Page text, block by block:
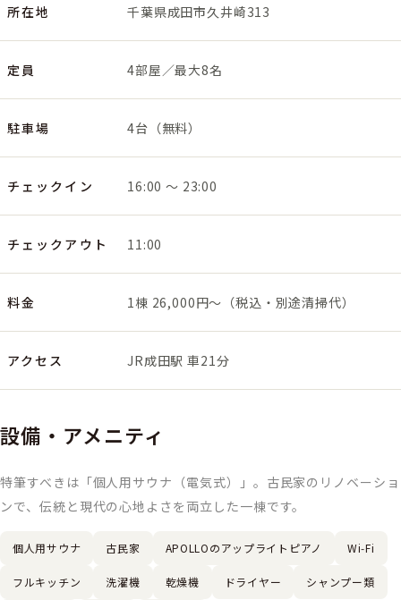
所在地 千葉県成田市久井崎313
定員 4部屋／最大8名
駐車場 4台（無料）
チェックイン 16:00 〜 23:00
チェックアウト 11:00
料金 1棟 26,000円〜（税込・別途清掃代）
アクセス JR成田駅 車21分
設備・アメニティ
特筆すべきは「個人用サウナ（電気式）」。古民家のリノベーショ
ンで、伝統と現代の心地よさを両立した一棟です。
個人用サウナ 古民家 APOLLOのアップライトピアノ Wi‑Fi
フルキッチン 洗濯機 乾燥機 ドライヤー シャンプー類